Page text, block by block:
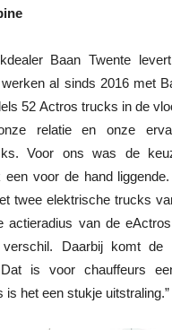
Baan Twente
al sinds 2016 met
52 Actros trucks in de
relatie en onze
Voor ons was de
voor de hand
twee elektrische trucks
actieradius van de
Daarbij komt de
is voor chauffeurs
is het een stukje uitstraling.”